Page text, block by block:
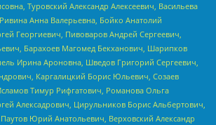
Туровский Александр Алексеевич, Васильева
Анна Валерьевна, Бойко Анатолий
Георгиевич, Пивоваров Андрей Сергеевич,
Барахоев Магомед Бекханович, Шарипков
Ирина Ароновна, Шведов Григорий Сергеевич,
Каргалицкий Борис Юльевич, Созаев
Тимур Рифгатович, Романова Ольга
Алексадрович, Цирульников Борис Альбертович,
Юрий Анатольевич, Верховский Александр